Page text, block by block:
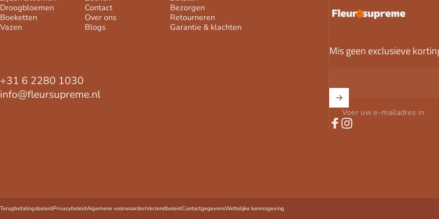
Droogbloemen
Boeketten
Vazen
Contact
Over ons
Blogs
Bezorgen
Retourneren
Garantie & klachten
+31 6 2280 1030
info@fleursupreme.nl
FleurSupreme
Mis geen exclusieve
Voer uw e-mailadres in
TerugbetalingsbeleidPrivacybeleidAlgemene voorwaardenVerzendbeleidContactgegevensWettelijke kennisgeving